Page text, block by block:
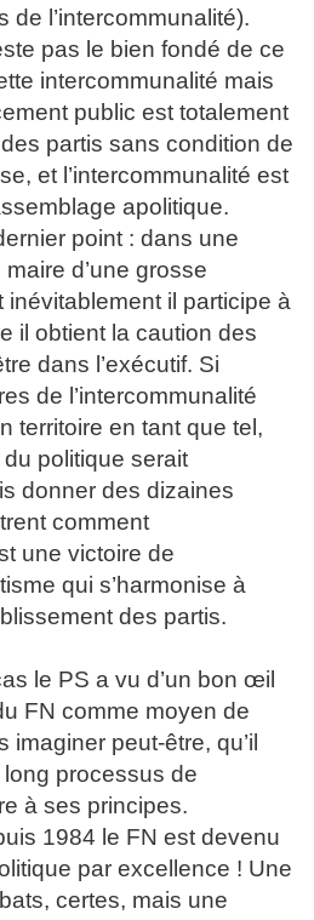
de l’intercommunalité).
pas le bien fondé de ce
intercommunalité mais
public est totalement
partis sans condition de
et l’intercommunalité est
apolitique.
point : dans une
d’une grosse
il participe à
il obtient la caution des
dans l’exécutif. Si
de l’intercommunalité
territoire en tant que tel,
politique serait
donner des dizaines
comment
une victoire de
qui s’harmonise à
des partis.
le PS a vu d’un bon œil
FN comme moyen de
peut-être, qu’il
processus de
à ses principes.
1984 le FN est devenu
par excellence ! Une
certes, mais une